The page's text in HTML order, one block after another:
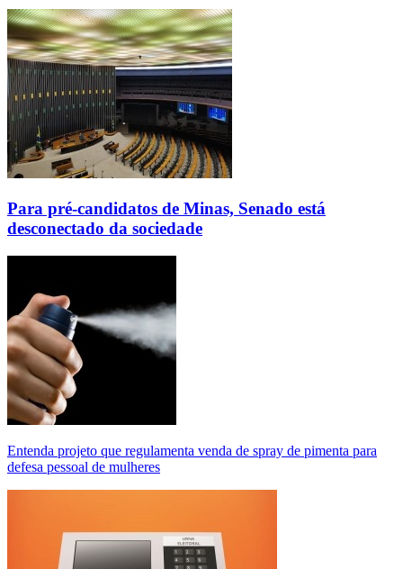
Para pré-candidatos de Minas, Senado está
desconectado da sociedade
Entenda projeto que regulamenta venda de spray de pimenta para
defesa pessoal de mulheres